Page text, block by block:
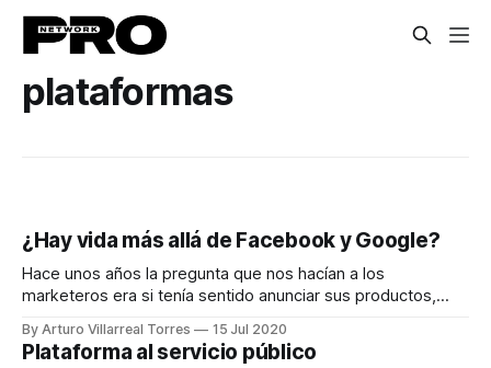
plataformas
¿Hay vida más allá de Facebook y Google?
Hace unos años la pregunta que nos hacían a los
marketeros era si tenía sentido anunciar sus productos,
By Arturo Villarreal Torres 15 Jul 2020
Plataforma al servicio público